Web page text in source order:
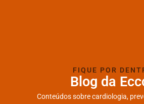
FIQUE POR
Blog da
Conteúdos sobre cardiologia,